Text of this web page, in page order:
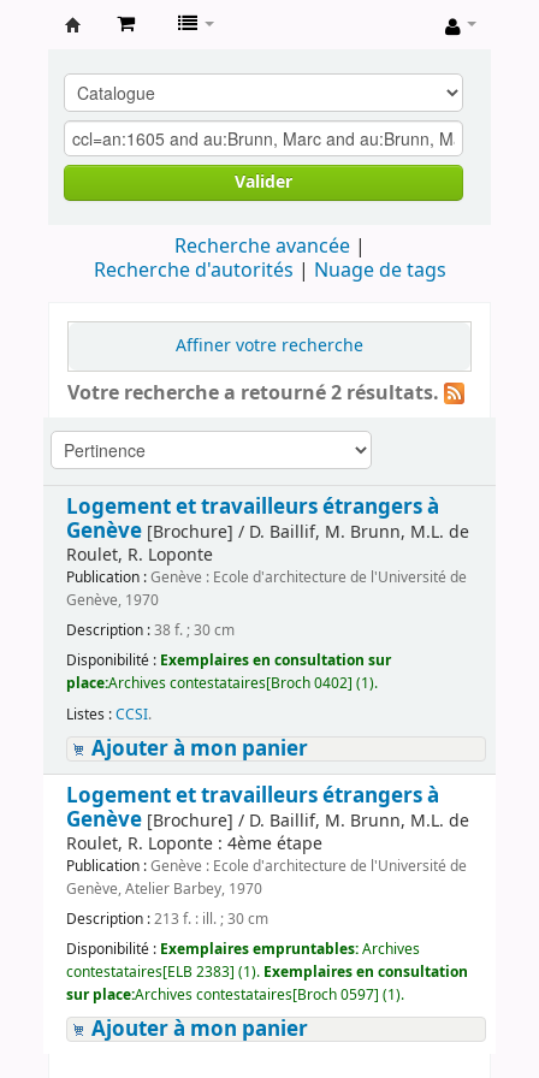
contestataires
Valider
Recherche avancée
Recherche d'autorités
Nuage de tags
Affiner votre recherche
Votre recherche a retourné 2 résultats.
Logement et travailleurs étrangers à
Genève[Brochure] / D. Baillif, M. Brunn, M.L. de
Roulet, R. Loponte
Publication :Genève : Ecole d'architecture de l'Université de
Genève, 1970
Description :38 f. ; 30 cm
Disponibilité : Exemplaires en consultation sur
place:Archives contestataires[Broch 0402] (1).
Listes :CCSI.
Ajouter à mon panier
Logement et travailleurs étrangers à
Genève[Brochure] / D. Baillif, M. Brunn, M.L. de
Roulet, R. Loponte : 4ème étape
Publication :Genève : Ecole d'architecture de l'Université de
Genève, Atelier Barbey, 1970
Description :213 f. : ill. ; 30 cm
Disponibilité : Exemplaires empruntables:Archives
contestataires[ELB 2383] (1). Exemplaires en consultation
sur place:Archives contestataires[Broch 0597] (1).
Ajouter à mon panier